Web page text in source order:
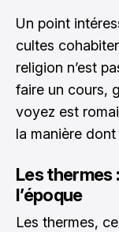
Un point
cultes
religion n’est
faire un cours,
voyez est
la manière
Les thermes
l’époque
Les thermes,